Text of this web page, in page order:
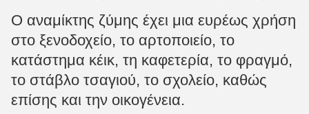
Ο αναμίκτης ζύμης έχει μια ευρέως χρήση
στο ξενοδοχείο, το αρτοποιείο, το
κατάστημα κέικ, τη καφετερία, το φραγμό,
το στάβλο τσαγιού, το σχολείο, καθώς
επίσης και την οικογένεια.